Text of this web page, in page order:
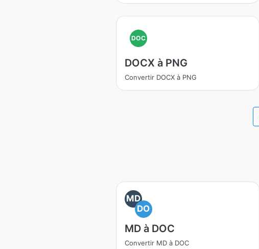
DOC
DOCX à PNG
Convertir DOCX à PNG
MD
DO
MD à DOC
Convertir MD à DOC